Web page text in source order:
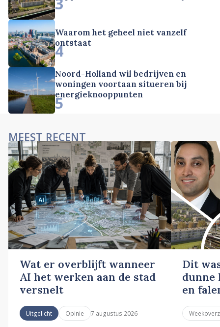
Waarom het geheel niet vanzelf
ontstaat
4
Noord-Holland wil bedrijven en
woningen voortaan situeren bij
energieknooppunten
5
MEEST RECENT
Wat er overblijft wanneer
AI het werken aan de stad
versnelt
Uitgelicht Opinie 7 augustus 2026
Dit
dunne
en